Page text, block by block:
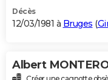
Décès
12/03/1981 à Bruges (
Albert